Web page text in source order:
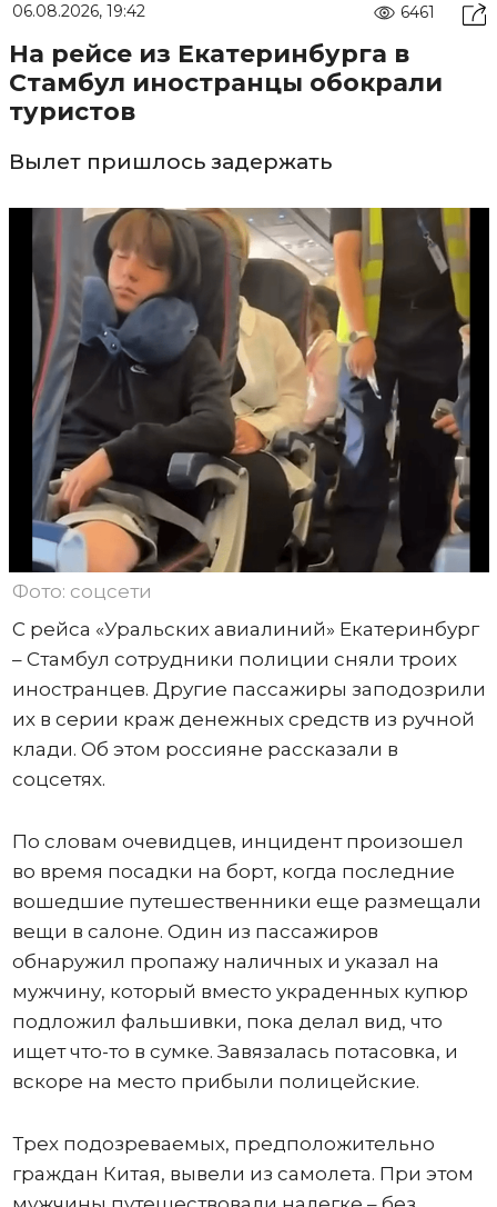
06.08.2026, 19:42 6461
На рейсе из Екатеринбурга в
Стамбул иностранцы обокрали
туристов
Вылет пришлось задержать
Фото: соцсети
С рейса «Уральских авиалиний» Екатеринбург
– Стамбул сотрудники полиции сняли троих
иностранцев. Другие пассажиры заподозрили
их в серии краж денежных средств из ручной
клади. Об этом россияне рассказали в
соцсетях.
По словам очевидцев, инцидент произошел
во время посадки на борт, когда последние
вошедшие путешественники еще размещали
вещи в салоне. Один из пассажиров
обнаружил пропажу наличных и указал на
мужчину, который вместо украденных купюр
подложил фальшивки, пока делал вид, что
ищет что-то в сумке. Завязалась потасовка, и
вскоре на место прибыли полицейские.
Трех подозреваемых, предположительно
граждан Китая, вывели из самолета. При этом